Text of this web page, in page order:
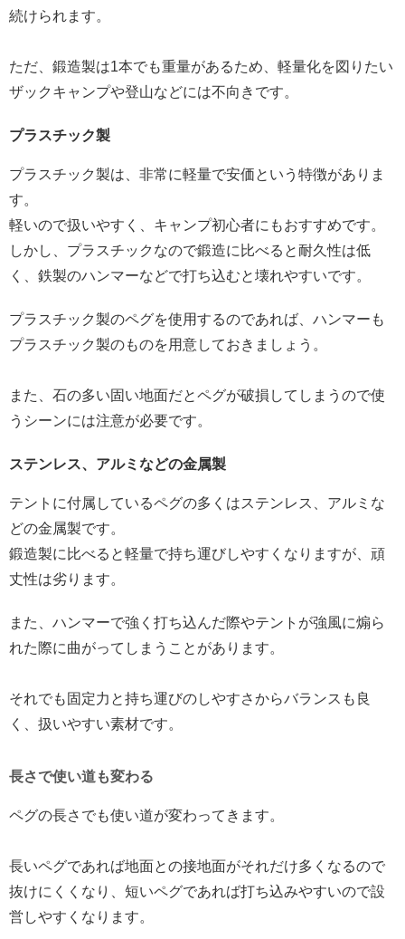
続けられます。
ただ、鍛造製は1本でも重量があるため、軽量化を図りたい
ザックキャンプや登山などには不向きです。
プラスチック製
プラスチック製は、非常に軽量で安価という特徴がありま
す。
軽いので扱いやすく、キャンプ初心者にもおすすめです。
しかし、プラスチックなので鍛造に比べると耐久性は低
く、鉄製のハンマーなどで打ち込むと壊れやすいです。
プラスチック製のペグを使用するのであれば、ハンマーも
プラスチック製のものを用意しておきましょう。
また、石の多い固い地面だとペグが破損してしまうので使
うシーンには注意が必要です。
ステンレス、アルミなどの金属製
テントに付属しているペグの多くはステンレス、アルミな
どの金属製です。
鍛造製に比べると軽量で持ち運びしやすくなりますが、頑
丈性は劣ります。
また、ハンマーで強く打ち込んだ際やテントが強風に煽ら
れた際に曲がってしまうことがあります。
それでも固定力と持ち運びのしやすさからバランスも良
く、扱いやすい素材です。
長さで使い道も変わる
ペグの長さでも使い道が変わってきます。
長いペグであれば地面との接地面がそれだけ多くなるので
抜けにくくなり、短いペグであれば打ち込みやすいので設
営しやすくなります。